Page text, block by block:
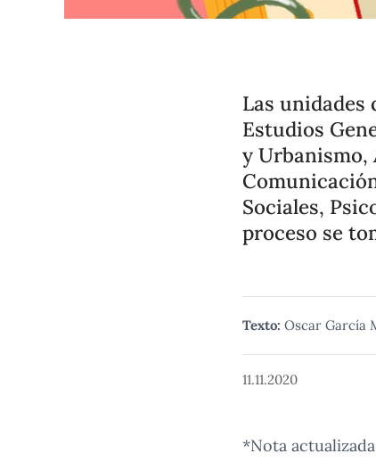
Las
Estudios
y Urbanismo,
Sociales,
proceso se
Texto: Oscar García
11.11.2020
*Nota